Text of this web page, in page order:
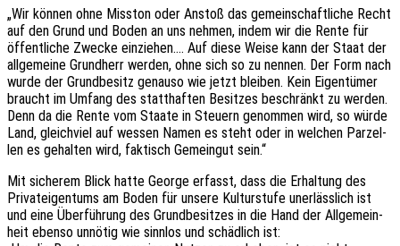
„Wir können ohne Miss­ton oder Anstoß das gemein­schaft­li­che Recht
auf den Grund und Boden an uns nehmen, indem wir die Rente für
öffent­li­che Zwecke einzie­hen.… Auf diese Weise kann der Staat der
allge­mei­ne Grund­herr werden, ohne sich so zu nennen. Der Form nach
wurde der Grund­be­sitz genau­so wie jetzt blei­ben. Kein Eigen­tü­mer
braucht im Umfang des statt­haf­ten Besit­zes beschränkt zu werden.
Denn da die Rente vom Staate in Steu­ern genom­men wird, so würde
Land, gleich­viel auf wessen Namen es steht oder in welchen Parzel­
len es gehal­ten wird, faktisch Gemein­gut sein.“
Mit siche­rem Blick hatte George erfasst, dass die Erhal­tung des
Privat­ei­gen­tums am Boden für unsere Kultur­stu­fe uner­läss­lich ist
und eine Über­füh­rung des Grund­be­sit­zes in die Hand der Allge­mein­
heit ebenso unnö­tig wie sinn­los und schäd­lich ist: